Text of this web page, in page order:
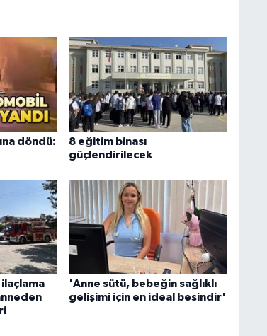
döndü:
8 eğitim binası
güçlendirilecek
'Anne sütü, bebeğin sağlıklı
gelişimi için en ideal besindir'